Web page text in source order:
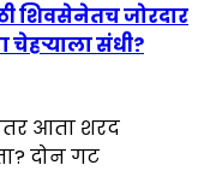
शिवसेनेतच जोरदार
चेहऱ्याला संधी?